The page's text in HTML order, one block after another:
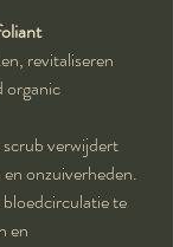
revitaliseren
organic
verwijdert
onzuiverheden.
te
en